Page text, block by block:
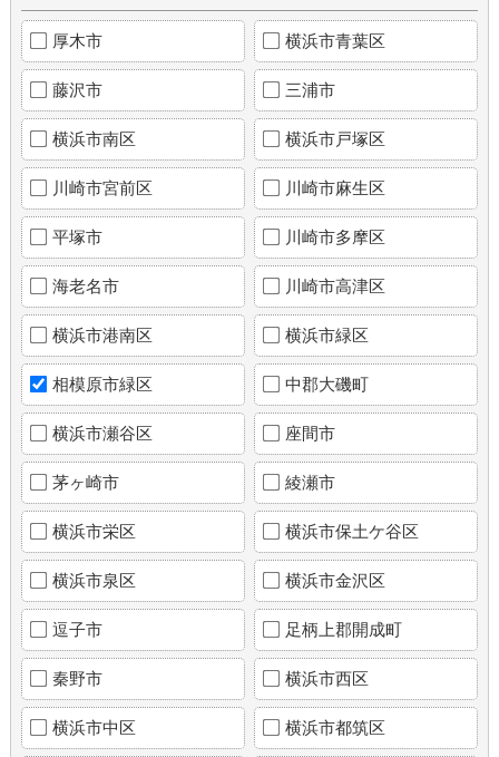
厚木市 横浜市青葉区
藤沢市 三浦市
横浜市南区 横浜市戸塚区
川崎市宮前区 川崎市麻生区
平塚市 川崎市多摩区
海老名市 川崎市高津区
横浜市港南区 横浜市緑区
相模原市緑区 中郡大磯町
横浜市瀬谷区 座間市
茅ヶ崎市 綾瀬市
横浜市栄区 横浜市保土ケ谷区
横浜市泉区 横浜市金沢区
逗子市 足柄上郡開成町
秦野市 横浜市西区
横浜市中区 横浜市都筑区